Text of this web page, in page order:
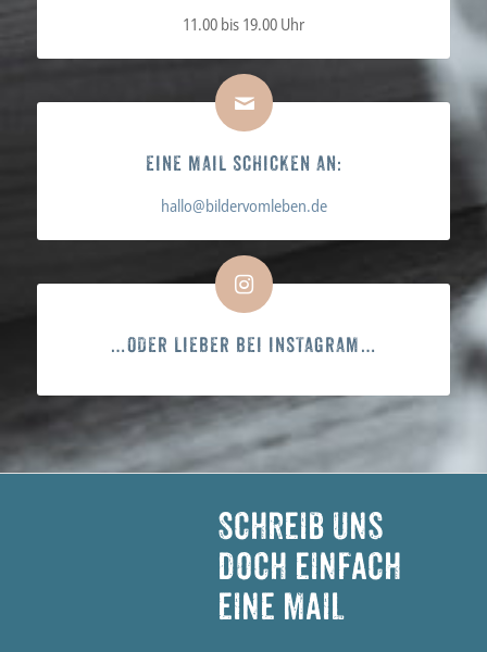
11.00 bis 19.00 Uhr
EINE MAIL SCHICKEN AN:
hallo@bildervomleben.de
…ODER LIEBER BEI INSTAGRAM…
Schreib uns
doch einfach
eine Mail